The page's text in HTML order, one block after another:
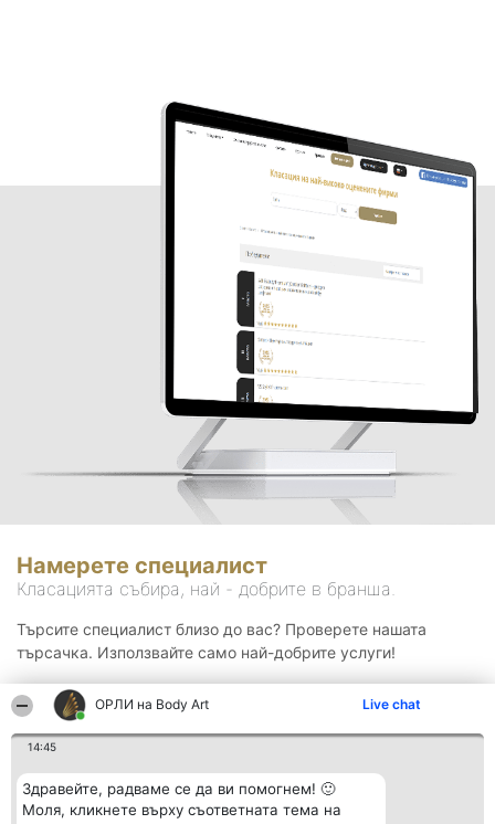
ОРЛИ на Body Art Live chat
14:45
Здравейте, радваме се да ви помогнем! 🙂
Моля, кликнете върху съответната тема на
Намерете специалист
Класацията събира, най - добрите в бранша.
Търсите специалист близо до вас? Проверете нашата
търсачка. Използвайте само най-добрите услуги!